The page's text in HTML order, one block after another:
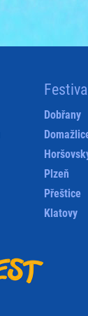
Dobřany
Plzeň
Přeštice
Klatovy